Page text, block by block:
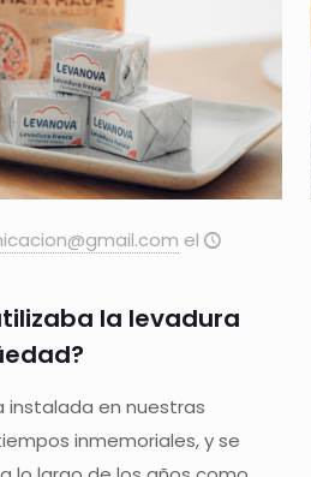
el
la levadura
instalada en nuestras
inmemoriales, y se